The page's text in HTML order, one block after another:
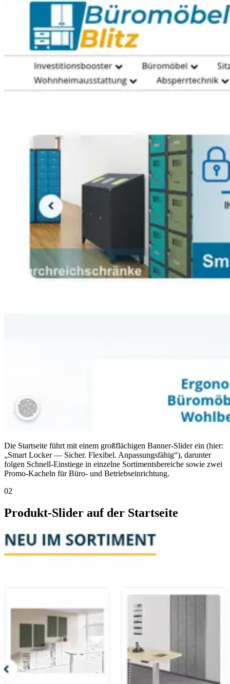
Die Startseite führt mit einem großflächigen Banner-Slider ein (hier:
„Smart Locker — Sicher. Flexibel. Anpassungsfähig“), darunter
folgen Schnell-Einstiege in einzelne Sortimentsbereiche sowie zwei
Promo-Kacheln für Büro- und Betriebseinrichtung.
02
Produkt-Slider auf der Startseite